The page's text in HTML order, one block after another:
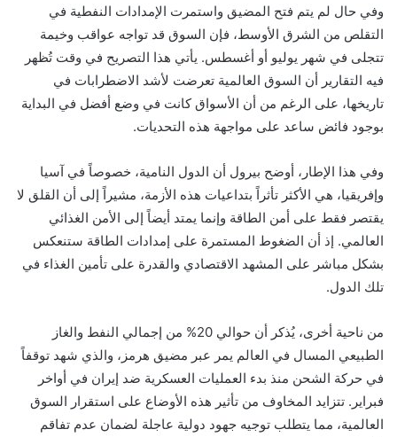
وفي حال لم يتم فتح المضيق واستمرت الإمدادات النفطية في
التقلص من الشرق الأوسط، فإن السوق قد تواجه عواقب وخيمة
تتجلى في شهر يوليو أو أغسطس. يأتي هذا التصريح في وقت تُظهر
فيه التقارير أن السوق العالمية تعرضت لأشد الاضطرابات في
تاريخها، على الرغم من أن الأسواق كانت في وضع أفضل في البداية
بوجود فائض ساعد على مواجهة هذه التحديات.
وفي هذا الإطار، أوضح بيرول أن الدول النامية، خصوصاً في آسيا
وإفريقيا، هي الأكثر تأثراً بتداعيات هذه الأزمة، مشيراً إلى أن القلق لا
يقتصر فقط على أمن الطاقة وإنما يمتد أيضاً إلى الأمن الغذائي
العالمي. إذ أن الضغوط المستمرة على إمدادات الطاقة ستنعكس
بشكل مباشر على المشهد الاقتصادي والقدرة على تأمين الغذاء في
تلك الدول.
من ناحية أخرى، يُذكر أن حوالي 20% من إجمالي النفط والغاز
الطبيعي المسال في العالم يمر عبر مضيق هرمز، والذي شهد توقفاً
في حركة الشحن منذ بدء العمليات العسكرية ضد إيران في أواخر
فبراير. تتزايد المخاوف من تأثير هذه الأوضاع على استقرار السوق
العالمية، مما يتطلب توجيه جهود دولية عاجلة لضمان عدم تفاقم